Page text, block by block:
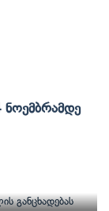
Ნოემბრამდე